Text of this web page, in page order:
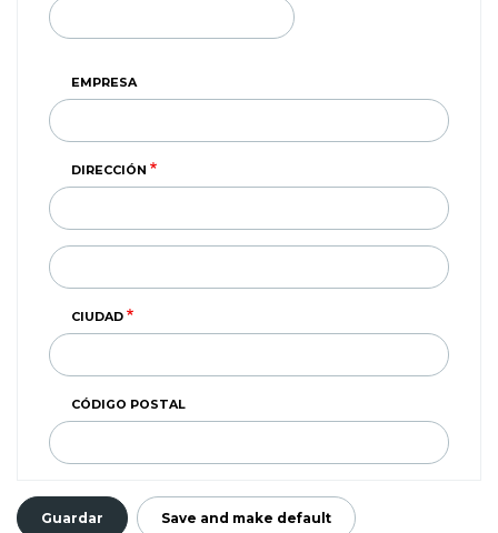
EMPRESA
DIRECCIÓN
LINEA)
CIUDAD
CÓDIGO POSTAL